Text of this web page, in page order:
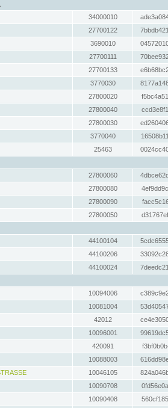
34000010
27700122
3690010
27700111
27700133
3770030
27800020
27800040
27800030
3770040
25463
27800060
27800080
27800090
27800050
44100104
44100206
44100024
10094006
10081004
42012
10096001
420091
10088003
10046105
10090708
10090408